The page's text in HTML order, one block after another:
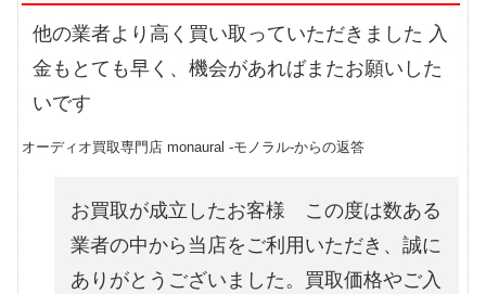
他の業者より高く買い取っていただきました 入
金もとても早く、機会があればまたお願いした
いです
オーディオ買取専門店 monaural -モノラル-からの返答
お買取が成立したお客様 この度は数ある
業者の中から当店をご利用いただき、誠に
ありがとうございました。買取価格やご入